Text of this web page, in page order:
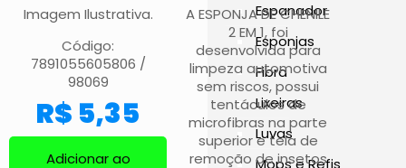
Imagem Ilustrativa.
Código:
7891055605806 /
98069
R$ 5,35
Adicionar ao
A ESPONJA DE CHENILE
2 EM 1, foi
desenvolvida para
limpeza automotiva
sem riscos, possui
tentáculos de
microfibras na parte
superior e tela de
remoção de insetos
Espanador
Esponjas
Fibra
Lixeiras
Luvas
Mops e Refis